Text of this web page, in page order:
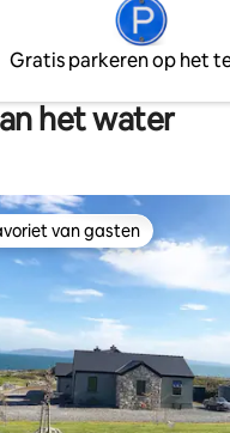
verkennen. Padraig, je
regionale gids
en een UNESCO
die duurzaamheid,
ervaringen en lokale
Gratis parkeren op het
het water
van gasten
van gasten